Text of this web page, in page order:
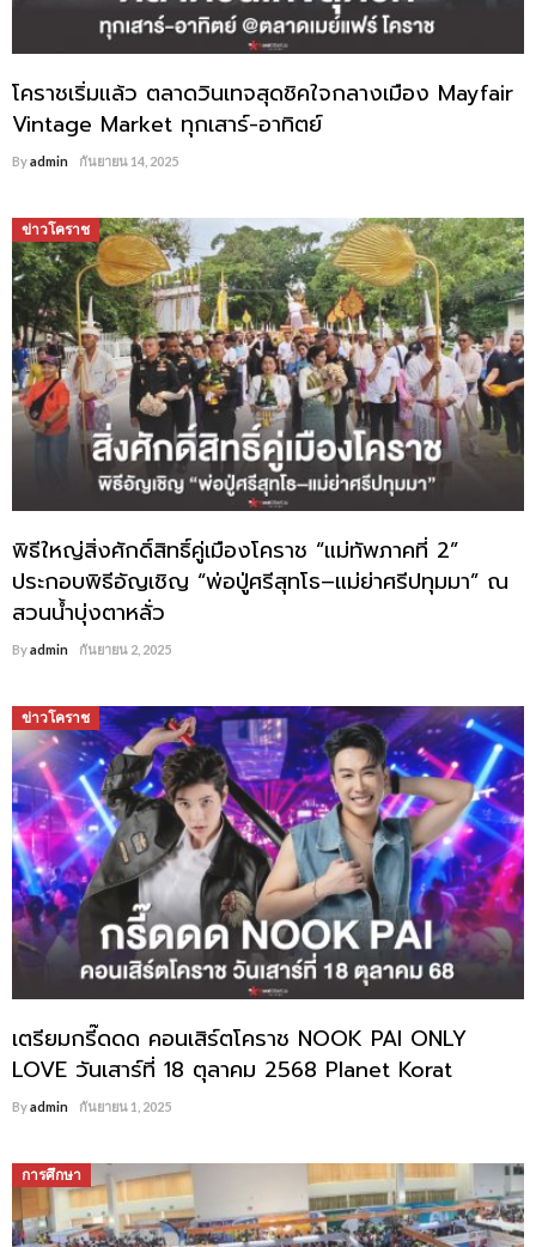
โคราชเริ่มแล้ว ตลาดวินเทจสุดชิคใจกลางเมือง Mayfair
Vintage Market ทุกเสาร์-อาทิตย์
Byadmin กันยายน 14, 2025
ข่าวโคราช
พิธีใหญ่สิ่งศักดิ์สิทธิ์คู่เมืองโคราช “แม่ทัพภาคที่ 2”
ประกอบพิธีอัญเชิญ “พ่อปู่ศรีสุทโธ–แม่ย่าศรีปทุมมา” ณ
สวนน้ำบุ่งตาหลั่ว
Byadmin กันยายน 2, 2025
ข่าวโคราช
เตรียมกรี๊ดดด คอนเสิร์ตโคราช NOOK PAI ONLY
LOVE วันเสาร์ที่ 18 ตุลาคม 2568 Planet Korat
Byadmin กันยายน 1, 2025
การศึกษา